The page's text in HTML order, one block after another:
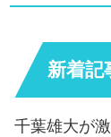
新着記
千葉雄大が